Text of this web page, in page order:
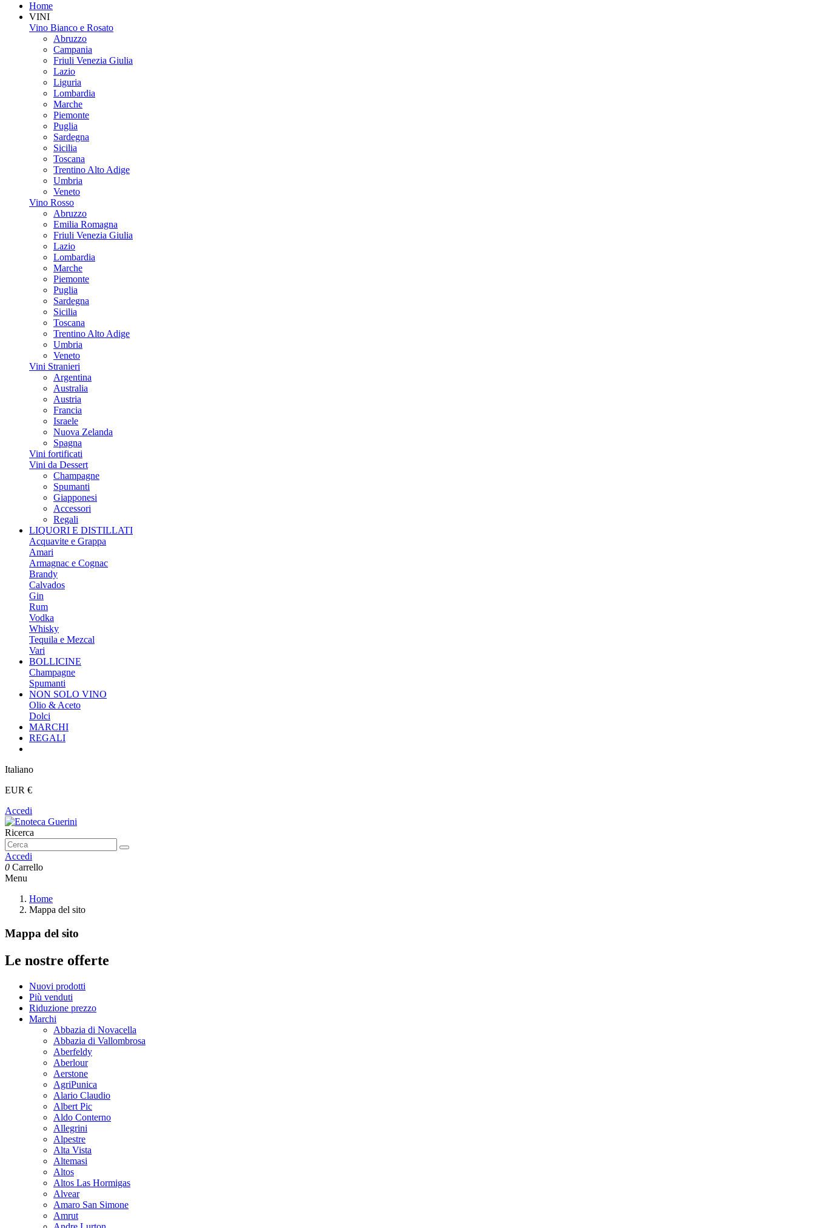
Home
VINI
Vino Bianco e Rosato
Abruzzo
Campania
Friuli Venezia Giulia
Lazio
Liguria
Lombardia
Marche
Piemonte
Puglia
Sardegna
Sicilia
Toscana
Trentino Alto Adige
Umbria
Veneto
Vino Rosso
Abruzzo
Emilia Romagna
Friuli Venezia Giulia
Lazio
Lombardia
Marche
Piemonte
Puglia
Sardegna
Sicilia
Toscana
Trentino Alto Adige
Umbria
Veneto
Vini Stranieri
Argentina
Australia
Austria
Francia
Israele
Nuova Zelanda
Spagna
Vini fortificati
Vini da Dessert
Champagne
Spumanti
Giapponesi
Accessori
Regali
LIQUORI E DISTILLATI
Acquavite e Grappa
Amari
Armagnac e Cognac
Brandy
Calvados
Gin
Rum
Vodka
Whisky
Tequila e Mezcal
Vari
BOLLICINE
Champagne
Spumanti
NON SOLO VINO
Olio & Aceto
Dolci
MARCHI
REGALI
Italiano
EUR €
Accedi
Ricerca
Accedi
0 Carrello
Menu
Home
Mappa del sito
Mappa del sito
Le nostre offerte
Nuovi prodotti
Più venduti
Riduzione prezzo
Marchi
Abbazia di Novacella
Abbazia di Vallombrosa
Aberfeldy
Aberlour
Aerstone
AgriPunica
Alario Claudio
Albert Pic
Aldo Conterno
Allegrini
Alpestre
Alta Vista
Altemasi
Altos
Altos Las Hormigas
Alvear
Amaro San Simone
Amrut